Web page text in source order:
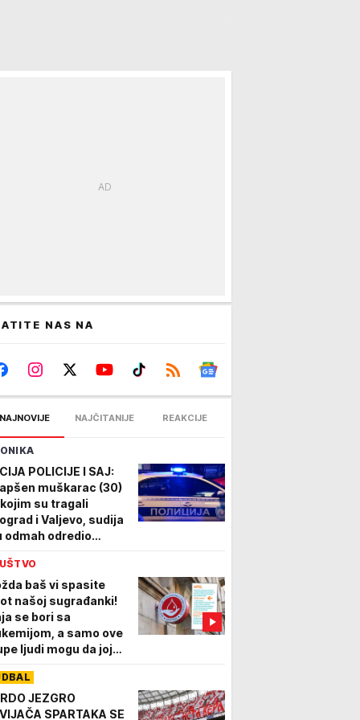
NAS NA
NAJNOVIJE NAJČITANIJE REAKCIJE
POLICIJE I SAJ:
muškarac (30)
su tragali
i Valjevo, sudija
odmah odredio
baš vi spasite
našoj sugrađanki!
se bori sa
a samo ove
ljudi mogu da joj
mnogo!
JEZGRO
SPARTAKA SE